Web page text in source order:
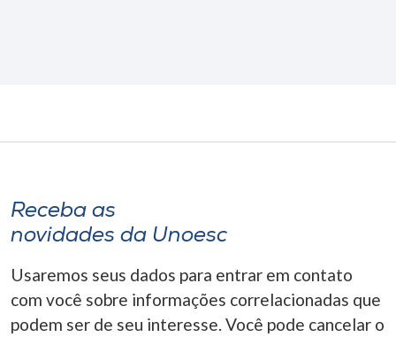
Receba as
novidades da Unoesc
Usaremos seus dados para entrar em contato
com você sobre informações correlacionadas que
podem ser de seu interesse. Você pode cancelar o